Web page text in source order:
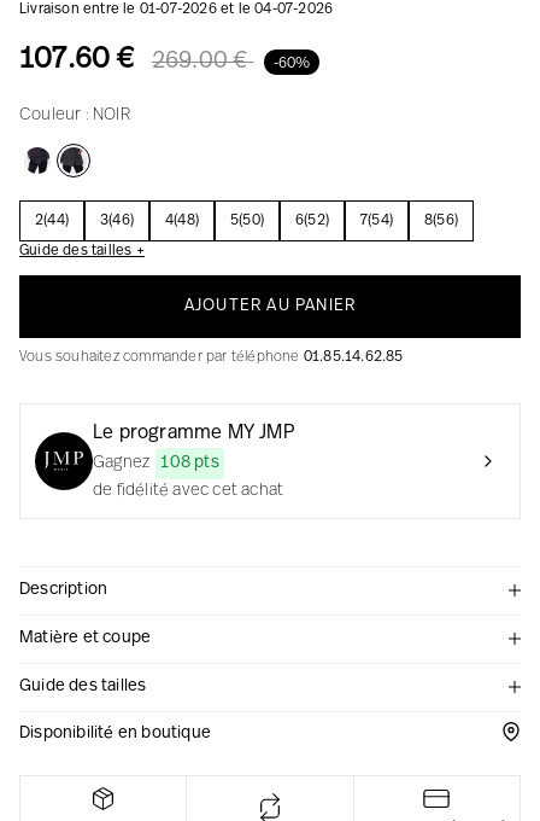
La création avec audace et passion
Une fabrication responsable en France
Livraison entre le 01-07-2026 et le 04-07-2026
107.60 € 269.00 € -60%
Couleur : NOIR
2(44) 3(46) 4(48) 5(50) 6(52) 7(54) 8(56)
Guide des tailles +
AJOUTER AU PANIER
Vous souhaitez commander par téléphone 01.85.14.62.85
Le programme MY JMP
Gagnez
108 pts
de fidélité avec cet achat
Description
Matière et coupe
Guide des tailles
Disponibilité en boutique